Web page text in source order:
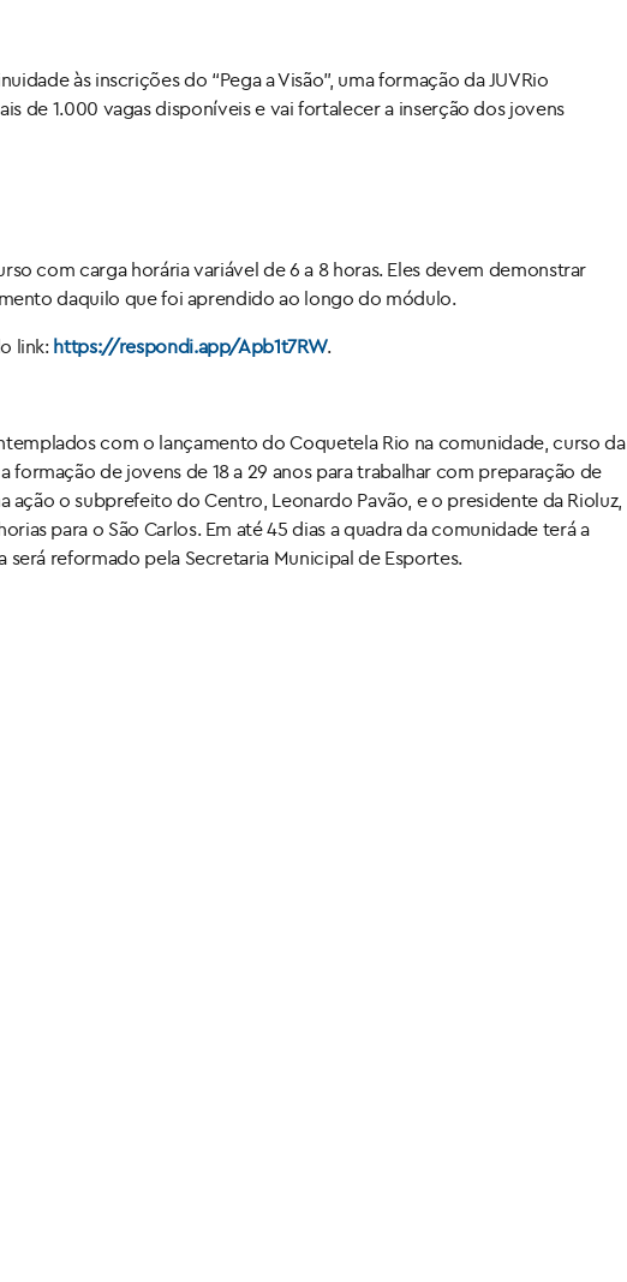
às inscrições do “Pega a Visão”, uma formação da JUVRio
de 1.000 vagas disponíveis e vai fortalecer a inserção dos jovens
com carga horária variável de 6 a 8 horas. Eles devem demonstrar
daquilo que foi aprendido ao longo do módulo.
link: https://respondi.app/Apb1t7RW.
com o lançamento do Coquetela Rio na comunidade, curso da
formação de jovens de 18 a 29 anos para trabalhar com preparação de
ação o subprefeito do Centro, Leonardo Pavão, e o presidente da Rioluz,
para o São Carlos. Em até 45 dias a quadra da comunidade terá a
será reformado pela Secretaria Municipal de Esportes.